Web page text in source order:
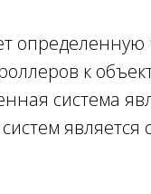
определенную
к
система
является